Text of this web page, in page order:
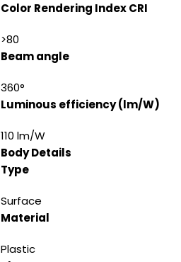
Color Rendering Index CRI
>80
Beam angle
360°
Luminous efficiency (lm/W)
110 lm/W
Body Details
Type
Surface
Material
Plastic